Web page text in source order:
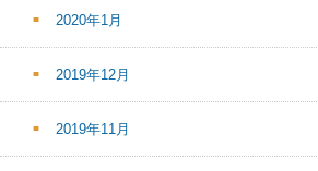
2020年1月
2019年12月
2019年11月